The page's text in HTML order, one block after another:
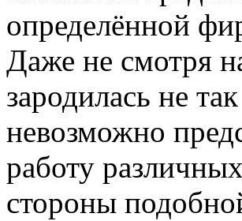
определённой
Даже не смотря
зародилась не
невозможно
работу
стороны